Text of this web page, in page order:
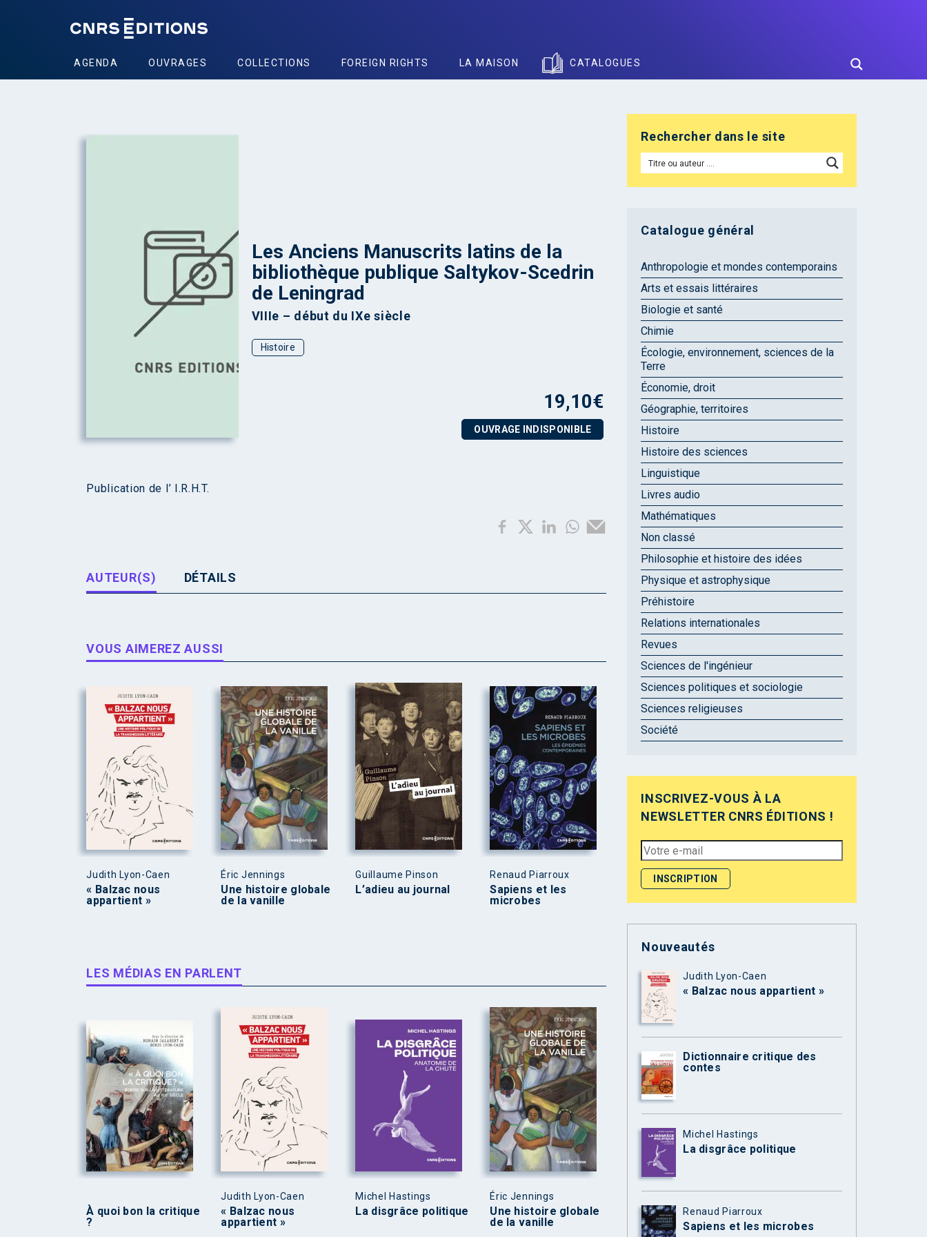
AGENDA OUVRAGES COLLECTIONS FOREIGN RIGHTS LA MAISON CATALOGUES
Les Anciens Manuscrits latins de la
bibliothèque publique Saltykov-Scedrin
de Leningrad
VIIIe – début du IXe siècle
Histoire
19,10€
OUVRAGE INDISPONIBLE
Publication de l’ I.R.H.T.
AUTEUR(S) DÉTAILS
VOUS AIMEREZ AUSSI
Judith Lyon-Caen
« Balzac nous
appartient »
Éric Jennings
Une histoire globale
de la vanille
Guillaume Pinson
L’adieu au journal
Renaud Piarroux
Sapiens et les
microbes
LES MÉDIAS EN PARLENT
À quoi bon la critique
?
Judith Lyon-Caen
« Balzac nous
appartient »
Michel Hastings
La disgrâce politique
Éric Jennings
Une histoire globale
de la vanille
Rechercher dans le site
Catalogue général
Anthropologie et mondes contemporains
Arts et essais littéraires
Biologie et santé
Chimie
Écologie, environnement, sciences de la
Terre
Économie, droit
Géographie, territoires
Histoire
Histoire des sciences
Linguistique
Livres audio
Mathématiques
Non classé
Philosophie et histoire des idées
Physique et astrophysique
Préhistoire
Relations internationales
Revues
Sciences de l'ingénieur
Sciences politiques et sociologie
Sciences religieuses
Société
INSCRIVEZ-VOUS À LA
NEWSLETTER CNRS ÉDITIONS !
Nouveautés
Judith Lyon-Caen
« Balzac nous appartient »
Dictionnaire critique des
contes
Michel Hastings
La disgrâce politique
Renaud Piarroux
Sapiens et les microbes